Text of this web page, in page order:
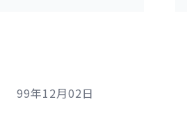
99年12月02日